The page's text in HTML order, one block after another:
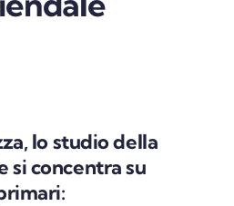
lo studio della
si concentra su